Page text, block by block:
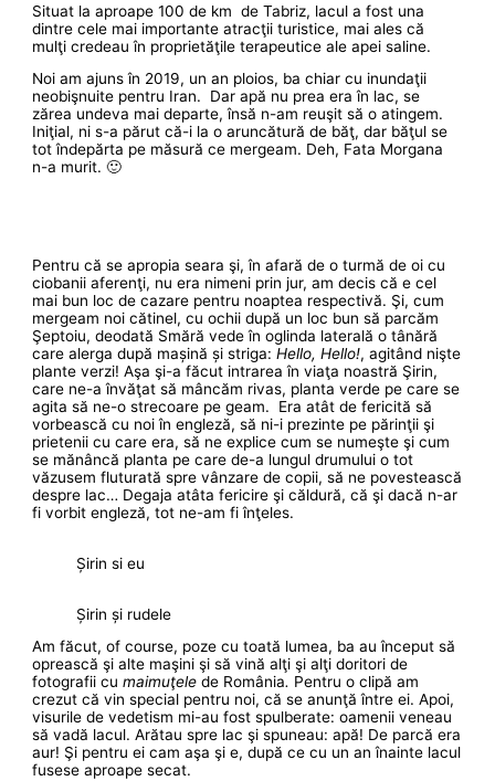
Situat la aproape 100 de km de Tabriz, lacul a fost una
dintre cele mai importante atracţii turistice, mai ales că
mulţi credeau în proprietăţile terapeutice ale apei saline.
Noi am ajuns în 2019, un an ploios, ba chiar cu inundaţii
neobişnuite pentru Iran. Dar apă nu prea era în lac, se
zărea undeva mai departe, însă n-am reuşit să o atingem.
Iniţial, ni s-a părut că-i la o aruncătură de băţ, dar băţul se
tot îndepărta pe măsură ce mergeam. Deh, Fata Morgana
n-a murit. 🙂
Pentru că se apropia seara şi, în afară de o turmă de oi cu
ciobanii aferenţi, nu era nimeni prin jur, am decis că e cel
mai bun loc de cazare pentru noaptea respectivă. Şi, cum
mergeam noi cătinel, cu ochii după un loc bun să parcăm
Şeptoiu, deodată Smără vede în oglinda laterală o tânără
care alerga după mașină și striga:Hello, Hello!, agitând nişte
plante verzi! Aşa şi-a făcut intrarea în viaţa noastră Şirin,
care ne-a învăţat să mâncăm rivas, planta verde pe care se
agita să ne-o strecoare pe geam. Era atât de fericită să
vorbească cu noi în engleză, să ni-i prezinte pe părinţii şi
prietenii cu care era, să ne explice cum se numeşte şi cum
se mănâncă planta pe care de-a lungul drumului o tot
văzusem fluturată spre vânzare de copii, să ne povestească
despre lac… Degaja atâta fericire şi căldură, că şi dacă n-ar
fi vorbit engleză, tot ne-am fi înţeles.
Șirin si eu
Șirin și rudele
Am făcut, of course, poze cu toată lumea, ba au început să
oprească şi alte maşini şi să vină alţi şi alţi doritori de
fotografii cumaimuţelede România. Pentru o clipă am
crezut că vin special pentru noi, că se anunţă între ei. Apoi,
visurile de vedetism mi-au fost spulberate: oamenii veneau
să vadă lacul. Arătau spre lac şi spuneau: apă! De parcă era
aur! Şi pentru ei cam aşa şi e, după ce cu un an înainte lacul
fusese aproape secat.